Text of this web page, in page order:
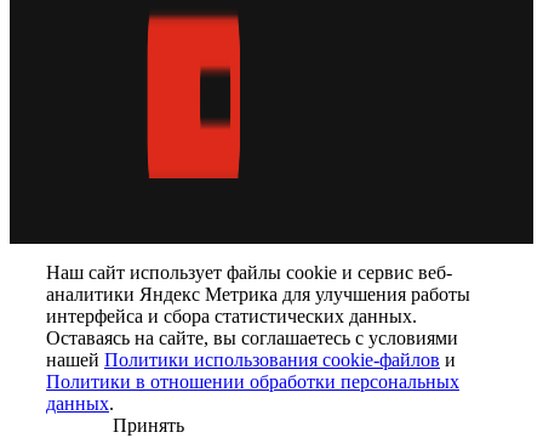
Наш сайт использует файлы cookie и сервис веб-
аналитики Яндекс Метрика для улучшения работы
интерфейса и сбора статистических данных.
Оставаясь на сайте, вы соглашаетесь с условиями
нашей Политики использования cookie-файлов и
Политики в отношении обработки персональных
данных.
Принять